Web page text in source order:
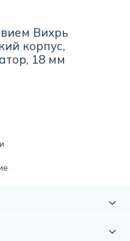
Вихрь
корпус,
18 мм
хозяйственных или